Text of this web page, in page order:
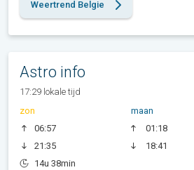
Weertrend Belgie
Astro info
17:29 lokale tijd
zon
06:57
21:35
14u 38min
maan
01:18
18:41